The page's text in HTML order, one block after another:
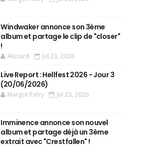
Windwaker annonce son 3ème
album et partage le clip de "closer"
!
Alucard Jul 23, 2026
Live Report : Hellfest 2026 - Jour 3
(20/06/2026)
Margot Patry Jul 23, 2026
Imminence annonce son nouvel
album et partage déjà un 3ème
extrait avec "Crestfallen" !